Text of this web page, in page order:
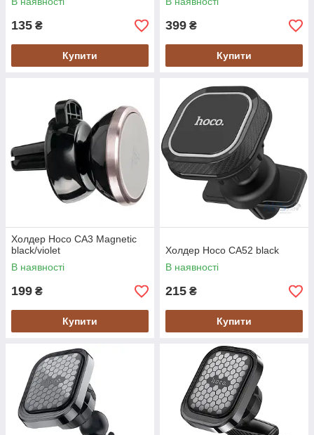
135 ₴
Купити
399 ₴
Купити
Холдер Hoco CA3 Magnetic
black/violet
В наявності
199 ₴
Купити
Холдер Hoco CA52 black
В наявності
215 ₴
Купити